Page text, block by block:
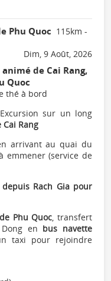
Phu Quoc 115km -
Dim, 9 Août, 2026
de Cai Rang,
Quoc
thé à bord
sur un long
Rang
arrivant au quai du
emmener (service de
Rach Gia pour
Phu Quoc, transfert
en bus navette
taxi pour rejoindre